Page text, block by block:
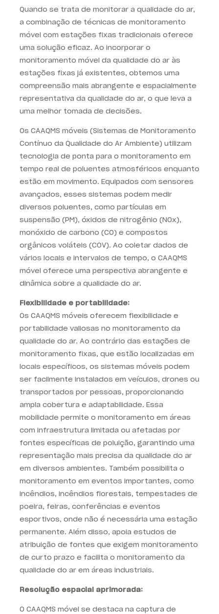
Quando se trata de monitorar a qualidade do ar,
a combinação de técnicas de monitoramento
móvel com estações fixas tradicionais oferece
uma solução eficaz. Ao incorporar o
monitoramento móvel da qualidade do ar às
estações fixas já existentes, obtemos uma
compreensão mais abrangente e espacialmente
representativa da qualidade do ar, o que leva a
uma melhor tomada de decisões.
Os CAAQMS móveis (Sistemas de Monitoramento
Contínuo da Qualidade do Ar Ambiente) utilizam
tecnologia de ponta para o monitoramento em
tempo real de poluentes atmosféricos enquanto
estão em movimento. Equipados com sensores
avançados, esses sistemas podem medir
diversos poluentes, como partículas em
suspensão (PM), óxidos de nitrogênio (NOx),
monóxido de carbono (CO) e compostos
orgânicos voláteis (COV). Ao coletar dados de
vários locais e intervalos de tempo, o CAAQMS
móvel oferece uma perspectiva abrangente e
dinâmica sobre a qualidade do ar.
Flexibilidade e portabilidade:
Os CAAQMS móveis oferecem flexibilidade e
portabilidade valiosas no monitoramento da
qualidade do ar. Ao contrário das estações de
monitoramento fixas, que estão localizadas em
locais específicos, os sistemas móveis podem
ser facilmente instalados em veículos, drones ou
transportados por pessoas, proporcionando
ampla cobertura e adaptabilidade. Essa
mobilidade permite o monitoramento em áreas
com infraestrutura limitada ou afetadas por
fontes específicas de poluição, garantindo uma
representação mais precisa da qualidade do ar
em diversos ambientes. Também possibilita o
monitoramento em eventos importantes, como
incêndios, incêndios florestais, tempestades de
poeira, feiras, conferências e eventos
esportivos, onde não é necessária uma estação
permanente. Além disso, apoia estudos de
atribuição de fontes que exigem monitoramento
de curto prazo e facilita o monitoramento da
qualidade do ar em áreas industriais.
Resolução espacial aprimorada:
O CAAQMS móvel se destaca na captura de